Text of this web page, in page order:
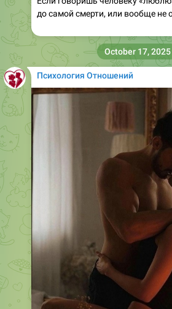
до самой смерти, или вообще не
Психология Отношений
October 17, 2025